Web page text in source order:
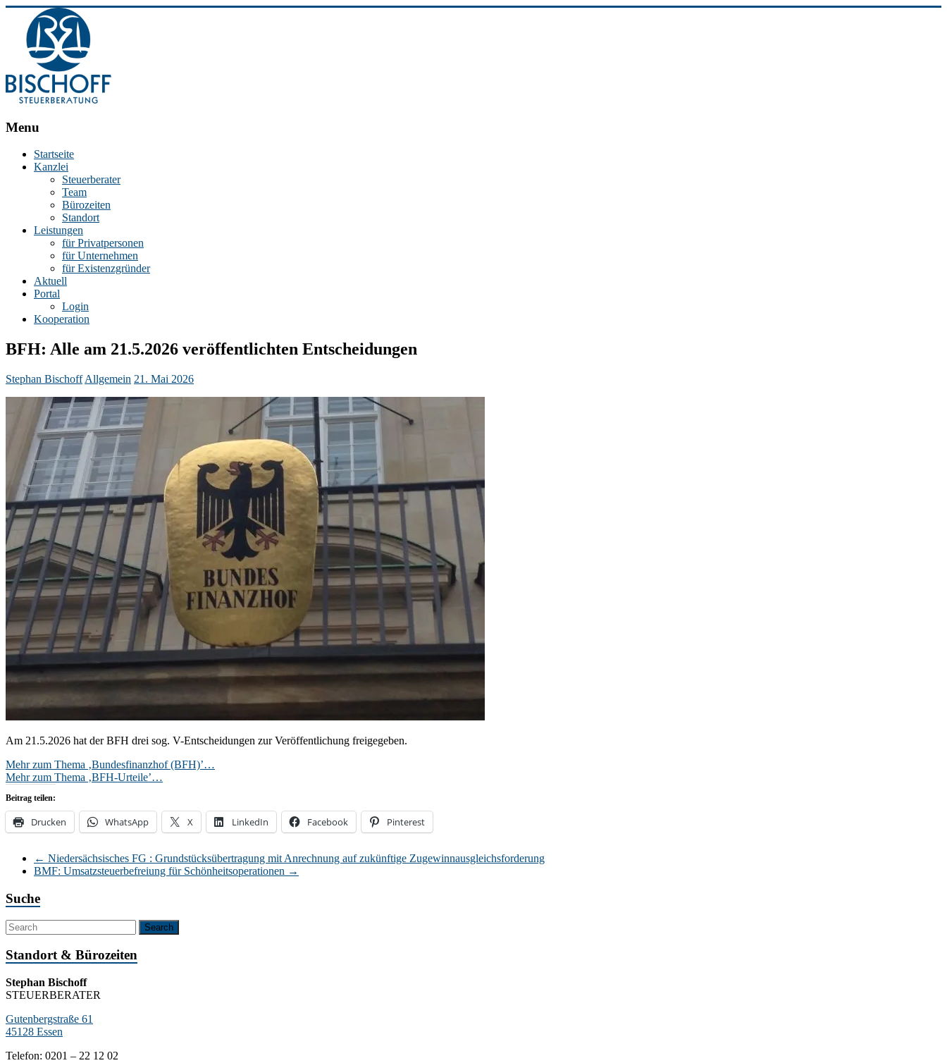
BISCHOFF
Stephan
Steuerberater
Essen
Menu
Startseite
Kanzlei
Steuerberater
Team
Bürozeiten
Standort
Leistungen
für Privatpersonen
für Unternehmen
für Existenzgründer
Aktuell
Portal
Login
Kooperation
BFH: Alle am 21.5.2026 veröffentlichten Entscheidungen
Stephan Bischoff Allgemein 21. Mai 2026
Am 21.5.2026 hat der BFH drei sog. V-Entscheidungen zur Veröffentlichung freigegeben.
Mehr zum Thema ‚Bundesfinanzhof (BFH)’…
Mehr zum Thema ‚BFH-Urteile’…
Beitrag teilen:
Drucken WhatsApp X LinkedIn Facebook Pinterest
← Niedersächsisches FG : Grundstücksübertragung mit Anrechnung auf zukünftige Zugewinnausgleichsforderung
BMF: Umsatzsteuerbefreiung für Schönheitsoperationen →
Suche
Standort & Bürozeiten
Stephan Bischoff
STEUERBERATER
Gutenbergstraße 61
45128 Essen
Telefon: 0201 – 22 12 02